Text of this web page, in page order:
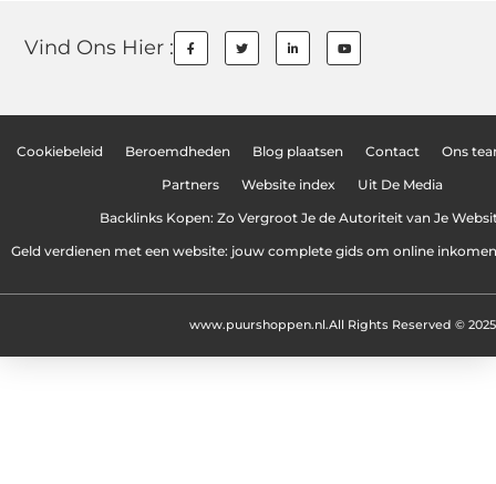
Vind Ons Hier :
Cookiebeleid Beroemdheden Blog plaatsen Contact Ons
Partners Website index Uit De Media
Backlinks Kopen: Zo Vergroot Je de Autoriteit van Je
Geld verdienen met een website: jouw complete gids om online
All Rights Reserved © 2025
www.puurshoppen.nl.